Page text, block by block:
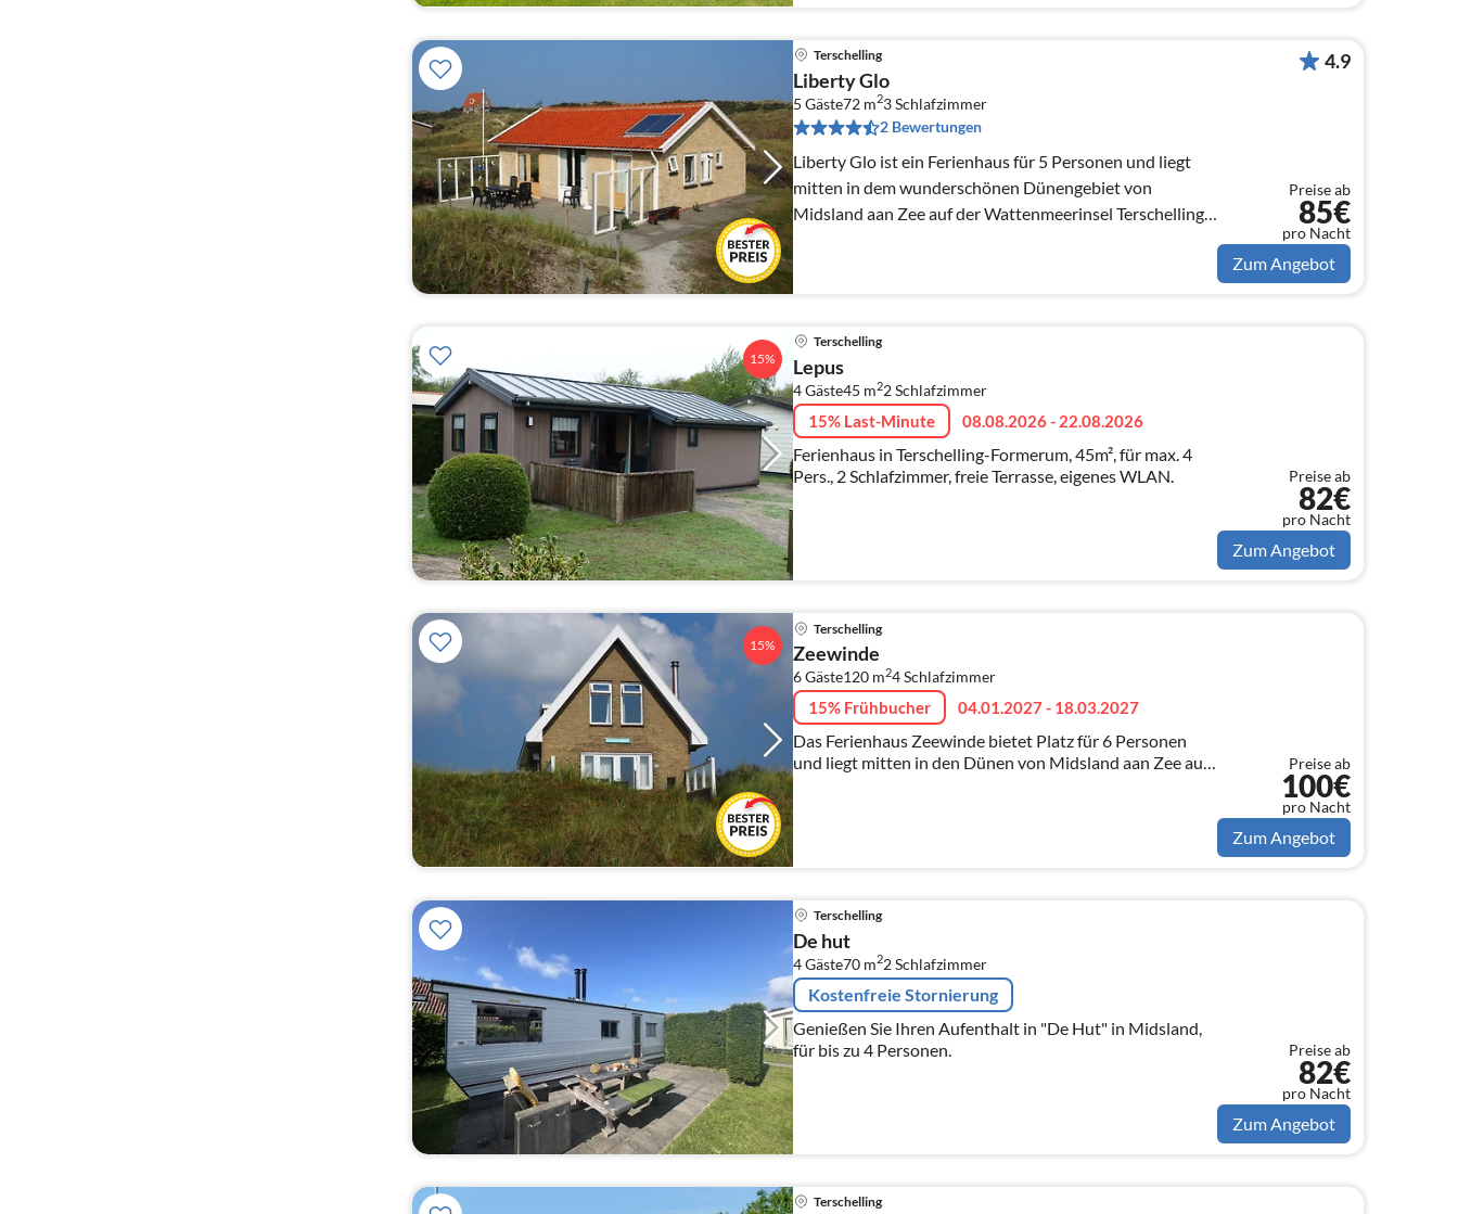
Terschelling
Liberty Glo
5 Gäste72 m23Schlafzimmer
2 Bewertungen
Liberty Glo ist ein Ferienhaus für 5 Personen und liegt
mitten in dem wunderschönen Dünengebiet von
Midsland aan Zee auf der Wattenmeerinsel Terschelling.
Das ist eine Top-Lage!
4.9
Preise ab
85€
pro Nacht
Zum Angebot
15%
Terschelling
Lepus
4 Gäste45 m22Schlafzimmer
15% Last-Minute 08.08.2026 - 22.08.2026
Ferienhaus in Terschelling-Formerum, 45m², für max. 4
Pers., 2 Schlafzimmer, freie Terrasse, eigenes WLAN.
Preise ab
82€
pro Nacht
Zum Angebot
15%
Terschelling
Zeewinde
6 Gäste120 m24Schlafzimmer
15% Frühbucher 04.01.2027 - 18.03.2027
Das Ferienhaus Zeewinde bietet Platz für 6 Personen
und liegt mitten in den Dünen von Midsland aan Zee auf
Terschelling.
Preise ab
100€
pro Nacht
Zum Angebot
Terschelling
De hut
4 Gäste70 m22Schlafzimmer
Kostenfreie Stornierung
Genießen Sie Ihren Aufenthalt in "De Hut" in Midsland,
für bis zu 4 Personen.
Preise ab
82€
pro Nacht
Zum Angebot
Terschelling